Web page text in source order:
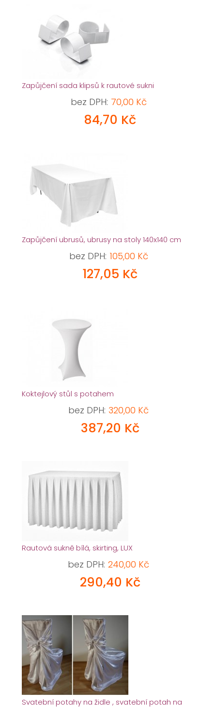
Zapůjčení sada klipsů k rautové sukni
bez DPH: 70,00 Kč
84,70 Kč
Zapůjčení ubrusů, ubrusy na stoly 140x140 cm
bez DPH: 105,00 Kč
127,05 Kč
Koktejlový stůl s potahem
bez DPH: 320,00 Kč
387,20 Kč
Rautová sukně bílá, skirting, LUX
bez DPH: 240,00 Kč
290,40 Kč
Svatební potahy na židle , svatební potah na